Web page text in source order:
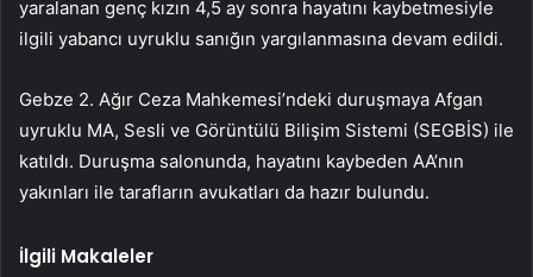
yaralanan genç kızın 4,5 ay sonra hayatını kaybetmesiyle
ilgili yabancı uyruklu sanığın yargılanmasına devam edildi.
Gebze 2. Ağır Ceza Mahkemesi’ndeki duruşmaya Afgan
uyruklu MA, Sesli ve Görüntülü Bilişim Sistemi (SEGBİS) ile
katıldı. Duruşma salonunda, hayatını kaybeden AA’nın
yakınları ile tarafların avukatları da hazır bulundu.
İlgili Makaleler